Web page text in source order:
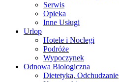
Serwis
Opieka
Inne Usługi
Urlop
Hotele i Noclegi
Podróże
Wypoczynek
Odnowa Biologiczna
Dietetyka, Odchudzanie